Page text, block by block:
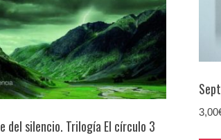
del silencio. Trilogía El círculo 3
3,00